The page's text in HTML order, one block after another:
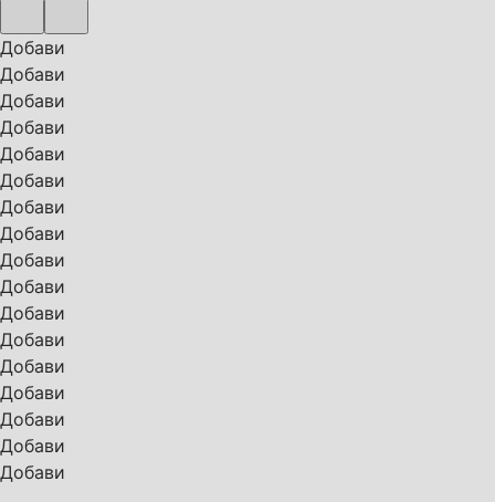
Добави
Добави
Добави
Добави
Добави
Добави
Добави
Добави
Добави
Добави
Добави
Добави
Добави
Добави
Добави
Добави
Добави